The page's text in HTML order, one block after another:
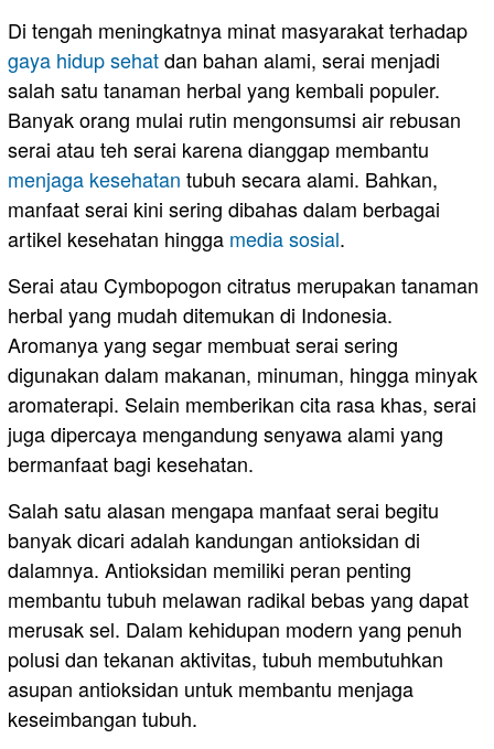
Di tengah meningkatnya minat masyarakat terhadap
gaya hidup sehatdan bahan alami, serai menjadi
salah satu tanaman herbal yang kembali populer.
Banyak orang mulai rutin mengonsumsi air rebusan
serai atau teh serai karena dianggap membantu
menjaga kesehatan tubuh secara alami. Bahkan,
manfaat serai kini sering dibahas dalam berbagai
artikel kesehatan hingga media sosial.
Serai atau Cymbopogon citratus merupakan tanaman
herbal yang mudah ditemukan di Indonesia.
Aromanya yang segar membuat serai sering
digunakan dalam makanan, minuman, hingga minyak
aromaterapi. Selain memberikan cita rasa khas, serai
juga dipercaya mengandung senyawa alami yang
bermanfaat bagi kesehatan.
Salah satu alasan mengapa manfaat serai begitu
banyak dicari adalah kandungan antioksidan di
dalamnya. Antioksidan memiliki peran penting
membantu tubuh melawan radikal bebas yang dapat
merusak sel. Dalam kehidupan modern yang penuh
polusi dan tekanan aktivitas, tubuh membutuhkan
asupan antioksidan untuk membantu menjaga
keseimbangan tubuh.